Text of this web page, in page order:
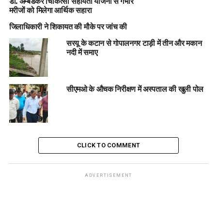
मरीजों को मिलेगा आर्थिक सहारा
जिलाधिकारी ने शिकायत की मौके पर जांच की
सरयू के कटान से गोपालनगर टाड़ी में तीन और मकान
नदी में समाए
सीएमओ के औचक निरीक्षण में अस्पताल की खुली पोल
CLICK TO COMMENT
ADVERTISEMENT